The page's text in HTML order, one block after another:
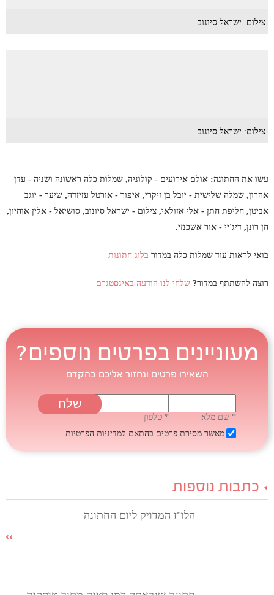
צילום: ישראל סיונוב
צילום: ישראל סיונוב
עשו את החתונה: אולם אירועים - קולוניה, שמלות כלה ראשונה ושניה - עדן
אהרון, שמלה שלישית - יובל בן זיקרי, איפור - אורטל עזיזדה, שיער - יוגב
אביטן, חליפת חתן - אלי אזולאי, צילום - ישראל סיונוב, סושיאל - אלין אוחיון,
חן רונן, דיג'יי - אור אשכנזי.
בואי לראות עוד שמלות כלה במדור בלוג חתונות
רוצה להשתתף במדור? שלחי לנו הודעה באינסטגרם
מעוניינים בפרטים נוספים?
השאירו פרטים ונחזור אליכם בהקדם
* שם מלא
* טלפון
מאשר מסירת פרטים בהתאם למדיניות הפרטיות
כתבות נוספות
הלו"ז המדויק ליום החתונה